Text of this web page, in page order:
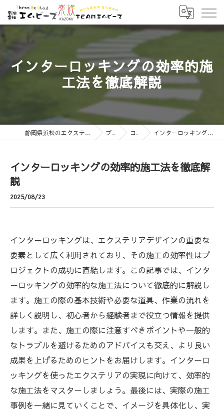
インターロッキングの効率的施
工法を徹底解説
静岡県浜松のエクステリアなら有限会社エムビーズ ブログ コラム インターロッキングの効率的施工法を徹底解説
インターロッキングの効率的施工法を徹底解
説
2025/08/23
インターロッキングは、エクステリアデザインの重要な
要素として広く利用されており、その施工の効率性はプ
ロジェクトの成功に直結します。この記事では、インタ
ーロッキングの効率的な施工法について徹底的に解説し
ます。施工の際の基本技術や必要な道具、作業の流れを
詳しく説明し、初心者から経験者まで役立つ情報を提供
します。また、施工の際に注意すべきポイントや一般的
なトラブルを避けるためのアドバイスも交え、より良い
成果を上げるためのヒントをお届けします。インターロ
ッキングを使ったエクステリアの実現に向けて、効率的
な施工法をマスターしましょう。最後には、実際の施工
事例を一緒に見ていくことで、イメージを具体化し、実